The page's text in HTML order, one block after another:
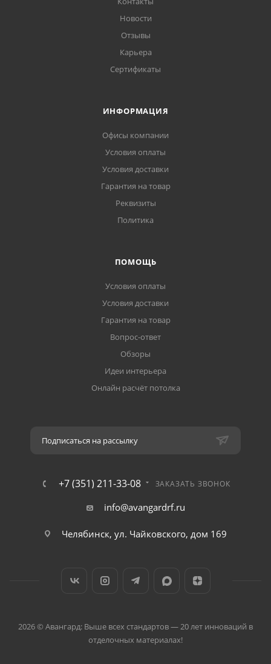
Новости
Отзывы
Карьера
Сертификаты
ИНФОРМАЦИЯ
Офисы компании
Условия оплаты
Условия доставки
Гарантия на товар
Реквизиты
Политика
ПОМОЩЬ
Условия оплаты
Условия доставки
Гарантия на товар
Вопрос-ответ
Обзоры
Идеи интерьера
Онлайн расчёт потолка
Подписаться на рассылку
+7 (351) 211-33-08 ЗАКАЗАТЬ ЗВОНОК
info@avangardrf.ru
Челябинск, ул. Чайковского, дом 169
2026 © Авангард: Выше всех стандартов — 20 лет инноваций в
отделочных материалах!